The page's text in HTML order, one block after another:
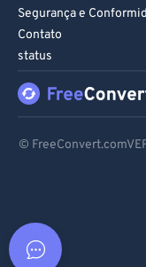
Segurança e
Contato
status
©